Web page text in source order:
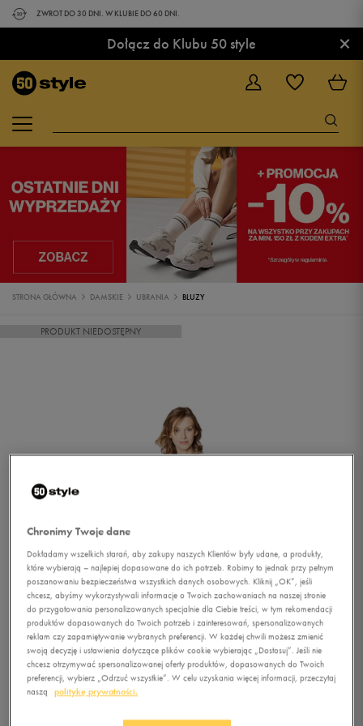
ZWROT DO 30 DNI. W KLUBIE DO 60 DNI.
Dołącz do Klubu 50 style ×
STRONA GŁÓWNA DAMSKIE UBRANIA BLUZY
PRODUKT NIEDOSTĘPNY
Chronimy Twoje dane
Dokładamy wszelkich starań, aby zakupy naszych Klientów były udane, a produkty,
które wybierają – najlepiej dopasowane do ich potrzeb. Robimy to jednak przy pełnym
poszanowaniu bezpieczeństwa wszystkich danych osobowych. Kliknij „OK”, jeśli
chcesz, abyśmy wykorzystywali informacje o Twoich zachowaniach na naszej stronie
do przygotowania personalizowanych specjalnie dla Ciebie treści, w tym rekomendacji
produktów dopasowanych do Twoich potrzeb i zainteresowań, spersonalizowanych
reklam czy zapamiętywanie wybranych preferencji. W każdej chwili możesz zmienić
swoją decyzję i ustawienia dotyczące plików cookie wybierając „Dostosuj”. Jeśli nie
chcesz otrzymywać spersonalizowanej oferty produktów, dopasowanych do Twoich
preferencji, wybierz „Odrzuć wszystkie”. W celu uzyskania więcej informacji, przeczytaj
naszą
politykę prywatności.